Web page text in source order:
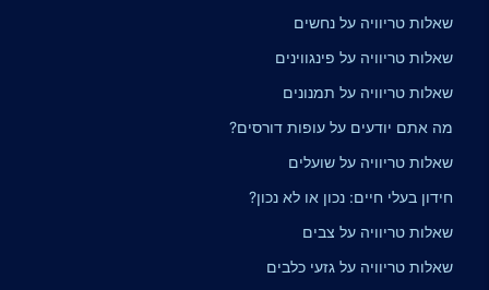
שאלות טריוויה על נחשים
שאלות טריוויה על פינגווינים
שאלות טריוויה על תמנונים
מה אתם יודעים על עופות דורסים?
שאלות טריוויה על שועלים
חידון בעלי חיים: נכון או לא נכון?
שאלות טריוויה על צבים
שאלות טריוויה על גזעי כלבים